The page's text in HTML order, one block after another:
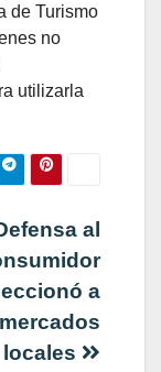
de Turismo
no
utilizarla
al
a
locales